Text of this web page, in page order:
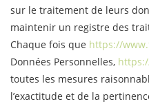
sur le traitement de leurs
maintenir un registre des
Chaque fois que https://
Données Personnelles,
toutes les mesures
l’exactitude et de la